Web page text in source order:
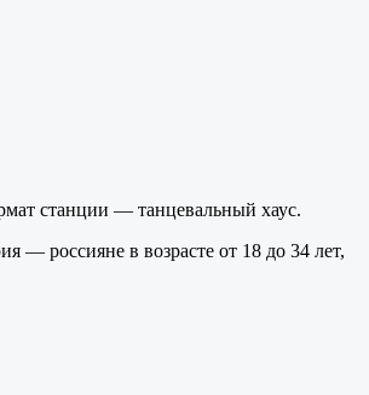
станции — танцевальный хаус.
— россияне в возрасте от 18 до 34 лет,